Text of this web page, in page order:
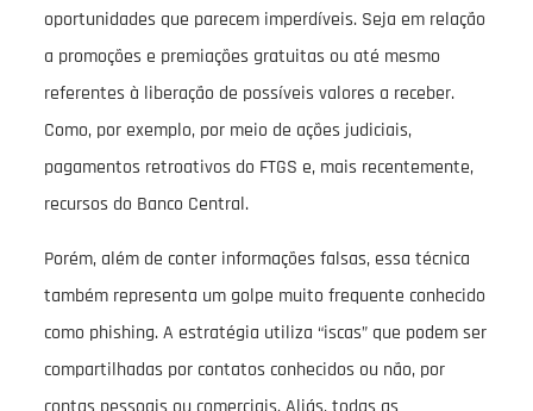
oportunidades que parecem imperdíveis. Seja em relação
a promoções e premiações gratuitas ou até mesmo
referentes à liberação de possíveis valores a receber.
Como, por exemplo, por meio de ações judiciais,
pagamentos retroativos do FTGS e, mais recentemente,
recursos do Banco Central.
Porém, além de conter informações falsas, essa técnica
também representa um golpe muito frequente conhecido
como phishing. A estratégia utiliza “iscas” que podem ser
compartilhadas por contatos conhecidos ou não, por
contas pessoais ou comerciais. Aliás, todas as